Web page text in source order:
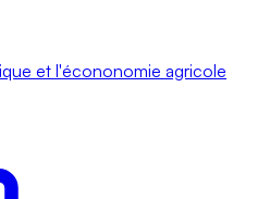
et l'écononomie agricole